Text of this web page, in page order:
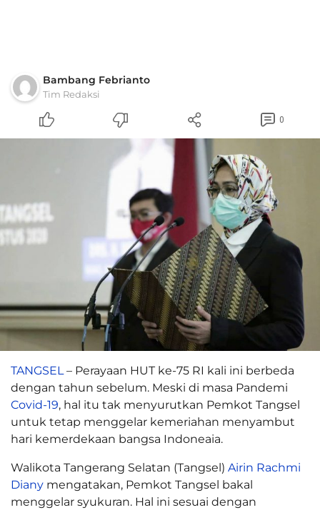
Bambang Febrianto
Tim Redaksi
0
TANGSEL– Perayaan HUT ke-75 RI kali ini berbeda
dengan tahun sebelum. Meski di masa Pandemi
Covid-19, hal itu tak menyurutkan Pemkot Tangsel
untuk tetap menggelar kemeriahan menyambut
hari kemerdekaan bangsa Indoneaia.
Walikota Tangerang Selatan (Tangsel) Airin Rachmi
Diany mengatakan, Pemkot Tangsel bakal
menggelar syukuran. Hal ini sesuai dengan